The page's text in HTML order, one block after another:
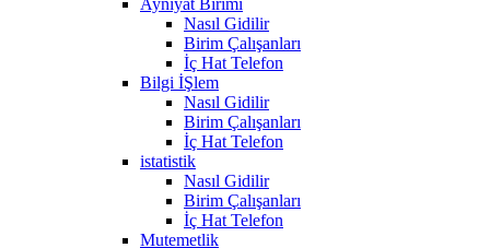
Nasıl Gidilir
Birim Çalışanları
İç Hat Telefon
Bilgi İŞlem
Nasıl Gidilir
Birim Çalışanları
İç Hat Telefon
istatistik
Nasıl Gidilir
Birim Çalışanları
İç Hat Telefon
Mutemetlik